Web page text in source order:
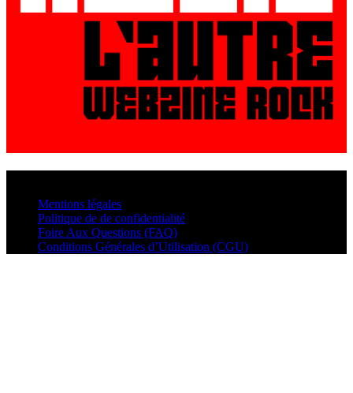
Mentions légales
Politique de de confidentialité
Foire Aux Questions (FAQ)
Conditions Générales d’Utilisation (CGU)